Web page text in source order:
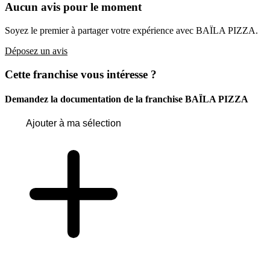
Aucun avis pour le moment
Soyez le premier à partager votre expérience avec BAÏLA PIZZA.
Déposez un avis
Cette franchise vous intéresse ?
Demandez la documentation de la franchise BAÏLA PIZZA
Ajouter à ma sélection